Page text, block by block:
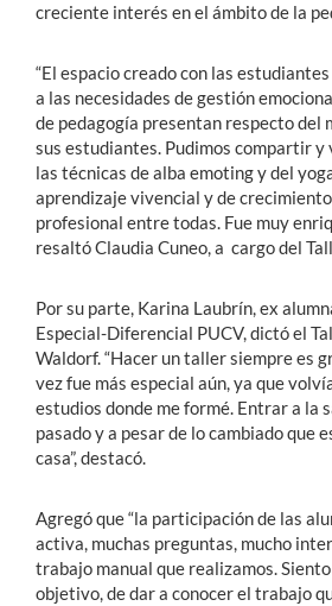
creciente interés en el ámbito de la
“El espacio creado con las
a las necesidades de gestión
de pedagogía presentan respecto del
sus estudiantes. Pudimos compartir
las técnicas de alba emoting y del
aprendizaje vivencial y de
profesional entre todas. Fue muy
resaltó Claudia Cuneo, a cargo del
Por su parte, Karina Laubrín, ex
Especial-Diferencial PUCV, dictó el
Waldorf. “Hacer un taller siempre es
vez fue más especial aún, ya que
estudios donde me formé. Entrar a la
pasado y a pesar de lo cambiado que
casa”, destacó.
Agregó que “la participación de las
activa, muchas preguntas, mucho
trabajo manual que realizamos.
objetivo, de dar a conocer el trabajo